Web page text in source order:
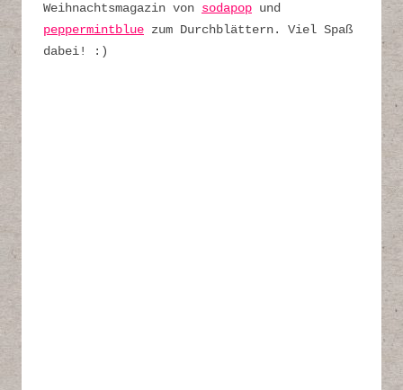
Weihnachtsmagazin von sodapop und
peppermintblue zum Durchblättern. Viel Spaß
dabei! :)